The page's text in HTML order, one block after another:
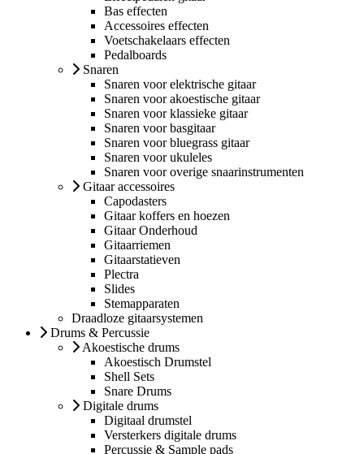
Bas effecten
Accessoires effecten
Voetschakelaars effecten
Pedalboards
Snaren
Snaren voor elektrische gitaar
Snaren voor akoestische gitaar
Snaren voor klassieke gitaar
Snaren voor basgitaar
Snaren voor bluegrass gitaar
Snaren voor ukuleles
Snaren voor overige snaarinstrumenten
Gitaar accessoires
Capodasters
Gitaar koffers en hoezen
Gitaar Onderhoud
Gitaarriemen
Gitaarstatieven
Plectra
Slides
Stemapparaten
Draadloze gitaarsystemen
Drums & Percussie
Akoestische drums
Akoestisch Drumstel
Shell Sets
Snare Drums
Digitale drums
Digitaal drumstel
Versterkers digitale drums
Percussie & Sample pads